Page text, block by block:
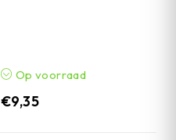
Op voorraad
€9,35